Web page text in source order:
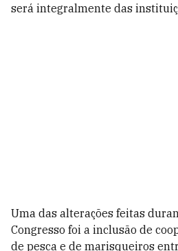
será integralmente das
Uma das alterações feitas
Congresso foi a inclusão de
de pesca e de marisqueiros